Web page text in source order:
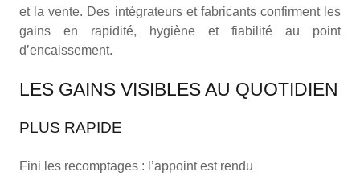
et la vente. Des intégrateurs et fabricants confirment les
gains en rapidité, hygiène et fiabilité au point
d’encaissement.
LES GAINS VISIBLES AU QUOTIDIEN
PLUS RAPIDE
Fini les recomptages : l’appoint est rendu